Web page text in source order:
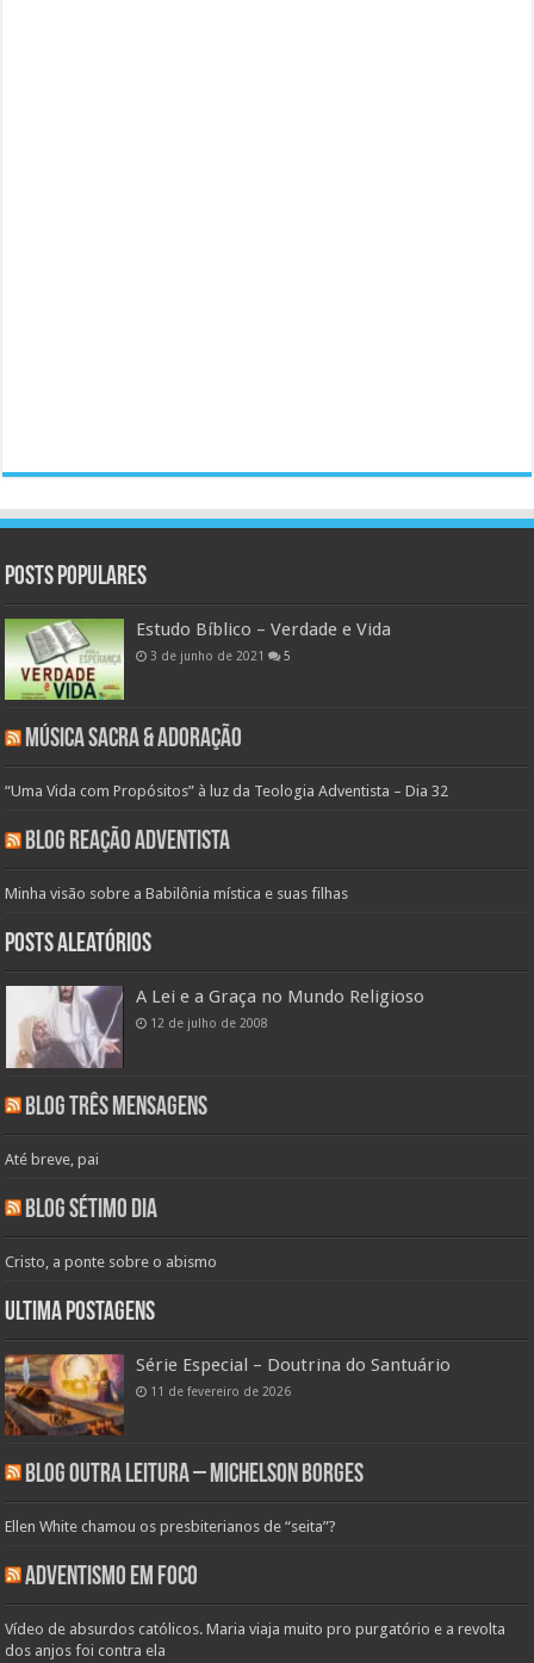
Posts populares
Estudo Bíblico – Verdade e Vida
3 de junho de 2021 5
Música Sacra & Adoração
“Uma Vida com Propósitos” à luz da Teologia Adventista – Dia 32
Blog Reação Adventista
Minha visão sobre a Babilônia mística e suas filhas
Posts aleatórios
A Lei e a Graça no Mundo Religioso
12 de julho de 2008
Blog Três Mensagens
Até breve, pai
Blog Sétimo Dia
Cristo, a ponte sobre o abismo
Ultima Postagens
Série Especial – Doutrina do Santuário
11 de fevereiro de 2026
Blog Outra Leitura – Michelson Borges
Ellen White chamou os presbiterianos de “seita”?
Adventismo em Foco
Vídeo de absurdos católicos. Maria viaja muito pro purgatório e a revolta
dos anjos foi contra ela